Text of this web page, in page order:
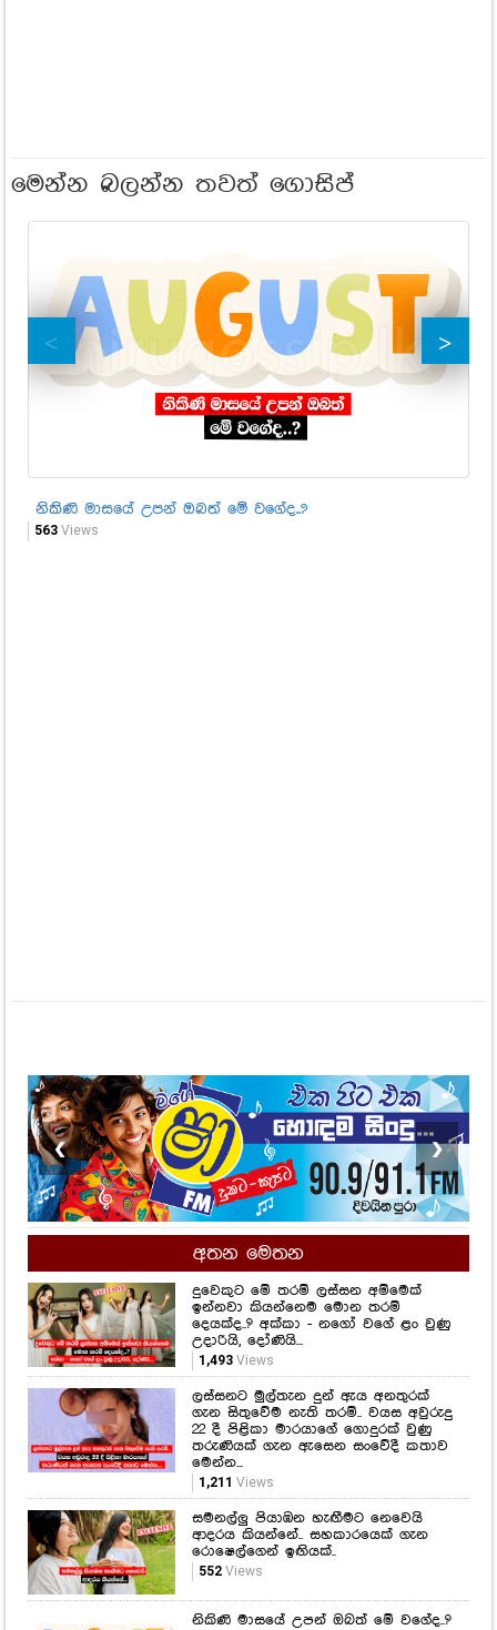
මෙන්න බලන්න තවත් ගොසිප්
නිකිණි මාසයේ උපන් ඔබත් මේ වගේද..?
563 Views
❮ ❯
අතන මෙතන
දුවෙකුට මේ තරම් ලස්සන අම්මෙක්
ඉන්නවා කියන්නෙම මොන තරම්
දෙයක්ද..? අක්කා - නගෝ වගේ ළං වුණු
උදාරියි, දෝණියි...
1,493Views
ලස්සනට මුල්තැන දුන් ඇය අනතුරක්
ගැන සිතුවේම නැති තරම්.. වයස අවුරුදු
22 දී පිළිකා මාරයාගේ ගොදුරක් වුණු
තරුණියක් ගැන ඇසෙන සංවේදී කතාව
මෙන්න...
1,211 Views
සමනල්ලු පියාඹන හැඟීමට නෙවෙයි
ආදරය කියන්නේ.. සහකාරයෙක් ගැන
රොෂෙල්ගෙන් ඉඟියක්..
552Views
නිකිණි මාසයේ උපන් ඔබත් මේ වගේද..?